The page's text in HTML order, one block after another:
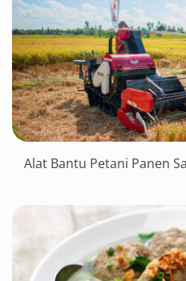
Alat Bantu Petani Panen